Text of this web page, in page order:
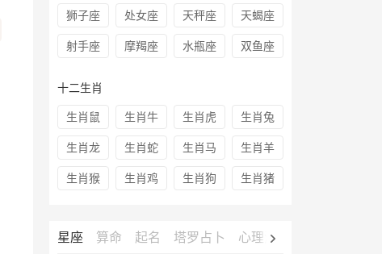
狮子座 处女座 天秤座 天蝎座
射手座 摩羯座 水瓶座 双鱼座
十二生肖
生肖鼠 生肖牛 生肖虎 生肖兔
生肖龙 生肖蛇 生肖马 生肖羊
生肖猴 生肖鸡 生肖狗 生肖猪
星座 算命 起名 塔罗占卜 心理测试